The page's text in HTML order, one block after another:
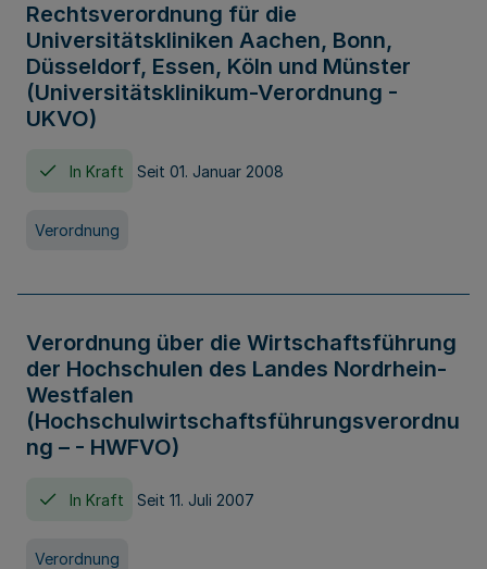
Rechtsverordnung für die
Universitätskliniken Aachen, Bonn,
Düsseldorf, Essen, Köln und Münster
(Universitätsklinikum-Verordnung -
UKVO)
In Kraft Seit 01. Januar 2008
Verordnung
Verordnung über die Wirtschaftsführung
der Hochschulen des Landes Nordrhein-
Westfalen
(Hochschulwirtschaftsführungsverordnu
ng – - HWFVO)
In Kraft Seit 11. Juli 2007
Verordnung